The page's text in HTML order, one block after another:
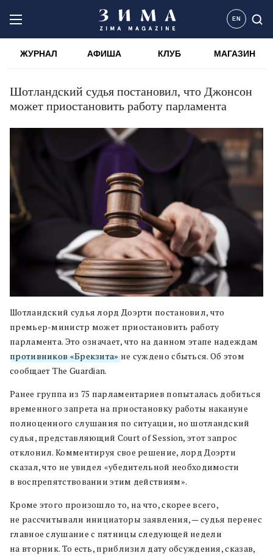
EN
ЖУРНАЛ АФИША КЛУБ МАГАЗИН
Шотландский судья постановил, что Джонсон
может приостановить работу парламента
Шотландский судья лорд Доэрти постановил, что
премьер-министр может приостановить работу
парламента. Это означает, что на данном этапе надеждам
противников «Брекзита»не суждено сбыться. Об этом
сообщает The Guardian.
Ранее группа из 75 парламентариев попыталась добиться
временного запрета на приостановку работы накануне
полноценного слушания по ситуации, но шотландский
судья, представляющий Court of Session, этот запрос
отклонил. Комментируя свое решение, лорд Доэрти
сказал, что не увидел «убедительной необходимости
в воспрепятствовании этим действиям».
Кроме этого произошло то, на что, скорее всего,
не рассчитывали инициаторы заявления, — судья перенес
главное слушание с пятницы следующей недели
на вторник. То есть, приблизил дату обсуждения, сказав,